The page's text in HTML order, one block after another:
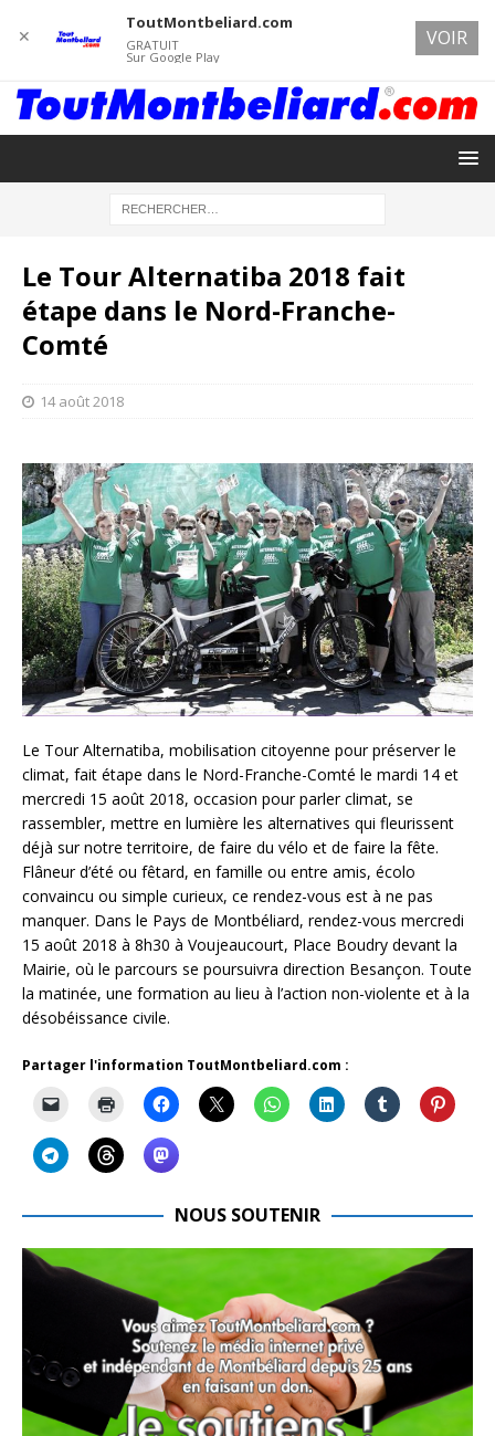
Le Tour Alternatiba 2018 fait
étape dans le Nord-Franche-
Comté
14 août 2018
Le Tour Alternatiba, mobilisation citoyenne pour préserver le
climat, fait étape dans le Nord-Franche-Comté le mardi 14 et
mercredi 15 août 2018, occasion pour parler climat, se
rassembler, mettre en lumière les alternatives qui fleurissent
déjà sur notre territoire, de faire du vélo et de faire la fête.
Flâneur d’été ou fêtard, en famille ou entre amis, écolo
convaincu ou simple curieux, ce rendez-vous est à ne pas
manquer. Dans le Pays de Montbéliard, rendez-vous mercredi
15 août 2018 à 8h30 à Voujeaucourt, Place Boudry devant la
Mairie, où le parcours se poursuivra direction Besançon. Toute
la matinée, une formation au lieu à l’action non-violente et à la
désobéissance civile.
Partager l'information ToutMontbeliard.com :
NOUS SOUTENIR
✕
ToutMontbeliard.com
GRATUIT
Sur Google Play
VOIR